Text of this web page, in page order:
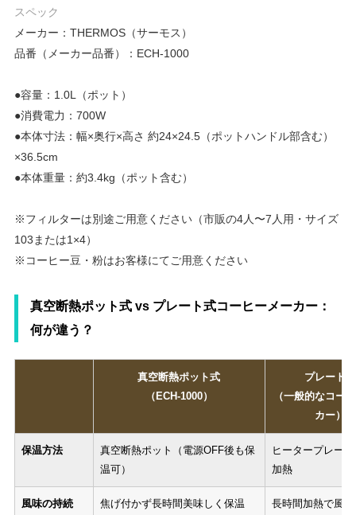
スペック
メーカー：THERMOS（サーモス）
品番（メーカー品番）：ECH-1000
●容量：1.0L（ポット）
●消費電力：700W
●本体寸法：幅×奥行×高さ 約24×24.5（ポットハンドル部含む）
×36.5cm
●本体重量：約3.4kg（ポット含む）
※フィルターは別途ご用意ください（市販の4人〜7人用・サイズ
103または1×4）
※コーヒー豆・粉はお客様にてご用意ください
真空断熱ポット式 vs プレート式コーヒーメーカー：
何が違う？
真空断熱ポット式
（ECH-1000）
プレート式
（一般的なコー
カー）
保温方法
真空断熱ポット（電源OFF後も保
温可）
ヒータープレー
加熱
風味の持続 焦げ付かず長時間美味しく保温
長時間加熱で風